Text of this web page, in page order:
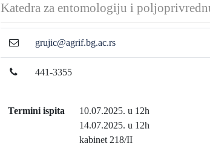
Katedra za entomologiju i
grujic@agrif.bg.ac.rs
441-3355
Termini ispita
10.07.2025. u 12h
14.07.2025. u 12h
kabinet 218/II